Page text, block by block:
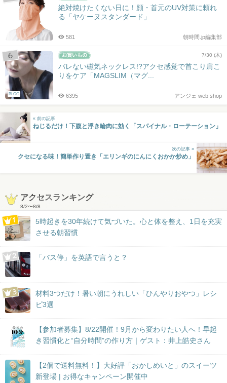
絶対焼けたくない日に！顔・首元のUV対策に頼れ
る「ヤケーヌスタンダード」
朝時間.jp編集部
581
BLOG
7/30 (木)
バレない磁気ネックレス!?アクセ感覚で首こり肩こ
りをケア「MAGSLIM（マグ...
アンジェ web shop
6395
« 前の記事
ねじるだけ！下腹と浮き輪肉に効く「スパイナル・ローテーション」
次の記事 »
クセになる味！簡単作り置き「エリンギのにんにくおかか炒め」
アクセスランキング
8/2〜8/8
5時起きを30年続けて気づいた。心と体を整え、1日を充実
させる朝習慣
「バス停」を英語で言うと？
材料3つだけ！暑い朝にうれしい「ひんやりおやつ」レシ
ピ3選
【参加者募集】8/22開催！9月から変わりたい人へ！早起
き習慣化と“自分時間”の作り方｜ゲスト：井上皓史さん
【2個で送料無料！】大好評「おかしめいと」のスイーツ
新登場 | お得なキャンペーン開催中